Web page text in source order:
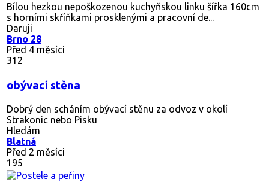
Bílou hezkou nepoškozenou kuchyňskou linku šířka 160cm
s horními skříňkami prosklenými a pracovní de...
Daruji
Brno 28
Před 4 měsíci
312
obývací stěna
Dobrý den scháním obývací stěnu za odvoz v okolí
Strakonic nebo Pisku
Hledám
Blatná
Před 2 měsíci
195